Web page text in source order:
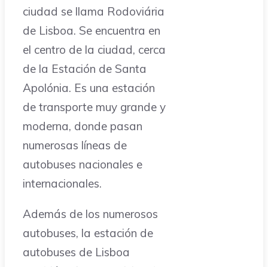
ciudad se llama Rodoviária
de Lisboa. Se encuentra en
el centro de la ciudad, cerca
de la Estación de Santa
Apolónia. Es una estación
de transporte muy grande y
moderna, donde pasan
numerosas líneas de
autobuses nacionales e
internacionales.
Además de los numerosos
autobuses, la estación de
autobuses de Lisboa